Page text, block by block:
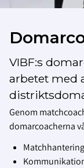
VIBF:s
arbetet med
Genom
domarcoacherna
Matchhantering